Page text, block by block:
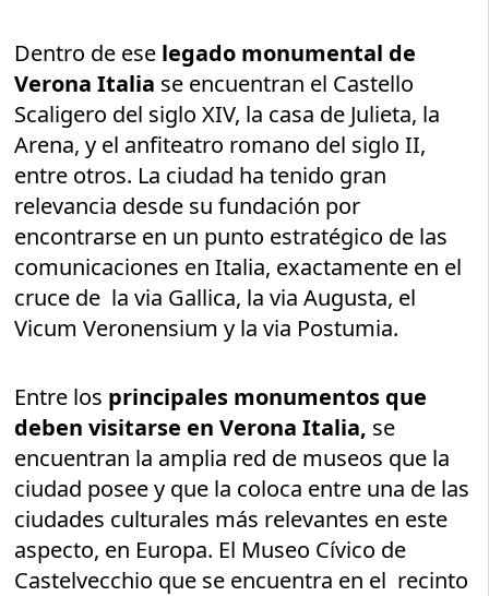
Dentro de ese legado monumental de
Verona Italia se encuentran el Castello
Scaligero del siglo XIV, la casa de Julieta, la
Arena, y el anfiteatro romano del siglo II,
entre otros. La ciudad ha tenido gran
relevancia desde su fundación por
encontrarse en un punto estratégico de las
comunicaciones en Italia, exactamente en el
cruce de la via Gallica, la via Augusta, el
Vicum Veronensium y la via Postumia.
Entre los principales monumentos que
deben visitarse en Verona Italia, se
encuentran la amplia red de museos que la
ciudad posee y que la coloca entre una de las
ciudades culturales más relevantes en este
aspecto, en Europa. El Museo Cívico de
Castelvecchio que se encuentra en el recinto